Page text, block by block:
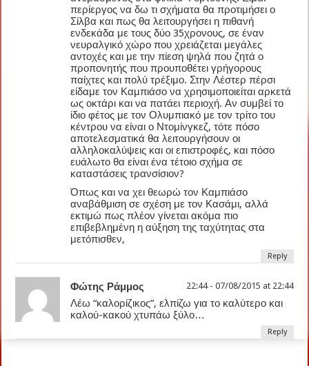
περίεργος να δω τι σχήματα θα προτιμήσει ο
Σίλβα και πως θα λειτουργήσει η πιθανή
ενδεκάδα με τους δύο 35χρονους, σε έναν
νευραλγικό χώρο που χρειάζεται μεγάλες
αντοχές και με την πίεση ψηλά που ζητά ο
προπονητής που προυποθέτει γρήγορους
παίχτες και πολύ τρέξιμο. Στην Λέστερ πέρσι
είδαμε τον Καμπιάσο να χρησιμοποιείται αρκετά
ως οκτάρι και να πατάει περιοχή. Αν συμβεί το
ίδιο φέτος με τον Ολυμπιακό με τον τρίτο του
κέντρου να είναι ο Ντομίνγκεζ, τότε πόσο
αποτελεσματικά θα λειτουργήσουν οι
αλληλοκαλύψεις και οι επιστροφές, και πόσο
ευάλωτο θα είναι ένα τέτοιο σχήμα σε
καταστάσεις τρανσίσιον?
Όπως και να χει θεωρώ τον Καμπιάσο
αναβάθμιση σε σχέση με τον Κασάμι, αλλά
εκτιμώ πως πλέον γίνεται ακόμα πιο
επιβεβλημένη η αύξηση της ταχύτητας στα
μετόπισθεν,
Reply
Φώτης Ράμμος 22:44 - 07/08/2015 at 22:44
Λέω “καλορίζικος”, ελπίζω για το καλύτερο και
καλού-κακού χτυπάω ξύλο…
Reply